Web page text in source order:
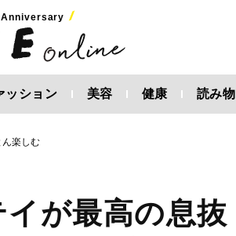
ッション 美容 健康 読み物
楽しむ
が最高の息抜